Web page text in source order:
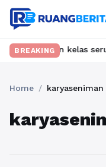
BREAKINGkelas seru
Home / karyaseniman